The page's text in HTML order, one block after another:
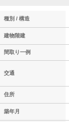
種別 / 構造
建物階建
間取り一例
交通
住所
築年月